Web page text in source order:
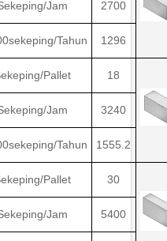
Jam 2700
Tahun 1296
Pallet 18
Jam 3240
Tahun 1555.2
Pallet 30
Jam 5400